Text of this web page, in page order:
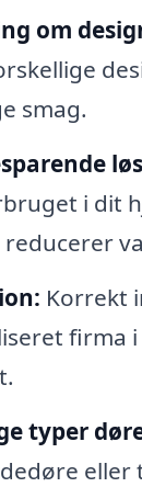
om
smag.
i dit
Korrekt
firma
typer
eller